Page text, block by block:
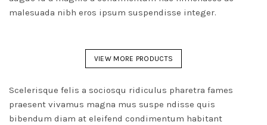
malesuada nibh eros ipsum suspendisse integer.
VIEW MORE PRODUCTS
Scelerisque felis a sociosqu ridiculus pharetra fames
praesent vivamus magna mus suspe ndisse quis
bibendum diam at eleifend condimentum habitant